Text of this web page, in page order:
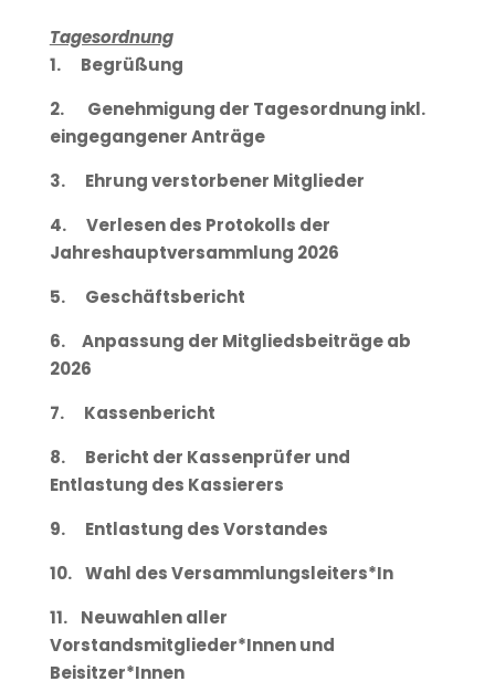
Tagesordnung
1. Begrüßung
2. Genehmigung der Tagesordnung inkl.
eingegangener Anträge
3. Ehrung verstorbener Mitglieder
4. Verlesen des Protokolls der
Jahreshauptversammlung 2026
5. Geschäftsbericht
6. Anpassung der Mitgliedsbeiträge ab
2026
7. Kassenbericht
8. Bericht der Kassenprüfer und
Entlastung des Kassierers
9. Entlastung des Vorstandes
10. Wahl des Versammlungsleiters*In
11. Neuwahlen aller
Vorstandsmitglieder*Innen und
Beisitzer*Innen